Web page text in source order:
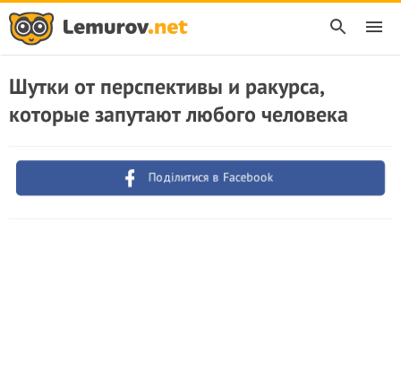
Шутки от перспективы и ракурса,
которые запутают любого человека
Поділитися в Facebook